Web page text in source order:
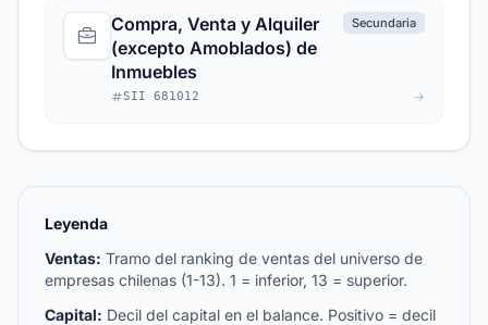
Compra, Venta y Alquiler
(excepto Amoblados) de
Inmuebles
Secundaria
SII 681012
Leyenda
Ventas: Tramo del ranking de ventas del universo de
empresas chilenas (1-13). 1 = inferior, 13 = superior.
Capital: Decil del capital en el balance. Positivo = decil